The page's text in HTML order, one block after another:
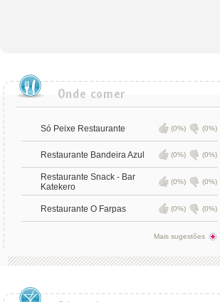
Só Peixe Restaurante (0%) (0%)
Restaurante Bandeira Azul (0%) (0%)
Restaurante Snack - Bar
Katekero
(0%) (0%)
Restaurante O Farpas (0%) (0%)
Mais sugestões